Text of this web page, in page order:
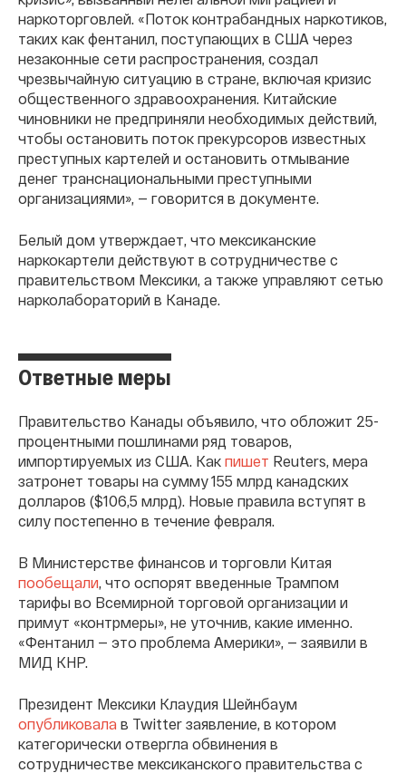
наркоторговлей. «Поток контрабандных наркотиков,
таких как фентанил, поступающих в США через
незаконные сети распространения, создал
чрезвычайную ситуацию в стране, включая кризис
общественного здравоохранения. Китайские
чиновники не предприняли необходимых действий,
чтобы остановить поток прекурсоров известных
преступных картелей и остановить отмывание
денег транснациональными преступными
организациями», — говорится в документе.
Белый дом утверждает, что мексиканские
наркокартели действуют в сотрудничестве с
правительством Мексики, а также управляют сетью
нарколабораторий в Канаде.
Ответные меры
Правительство Канады объявило, что обложит 25-
процентными пошлинами ряд товаров,
импортируемых из США. Как пишет Reuters, мера
затронет товары на сумму 155 млрд канадских
долларов ($106,5 млрд). Новые правила вступят в
силу постепенно в течение февраля.
В Министерстве финансов и торговли Китая
пообещали, что оспорят введенные Трампом
тарифы во Всемирной торговой организации и
примут «контрмеры», не уточнив, какие именно.
«Фентанил — это проблема Америки», — заявили в
МИД КНР.
Президент Мексики Клаудия Шейнбаум
опубликовала в Twitter заявление, в котором
категорически отвергла обвинения в
сотрудничестве мексиканского правительства с